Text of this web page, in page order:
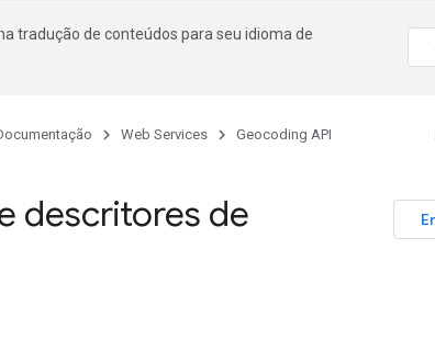
tradução de conteúdos para seu idioma de
Web Services
Geocoding API
descritores de